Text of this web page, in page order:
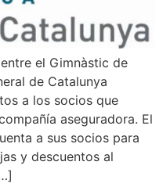
el Gimnàstic de
de Catalunya
a los socios que
aseguradora. El
a sus socios para
y descuentos al